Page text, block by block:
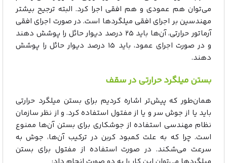
می‌توان هم عمودی و هم افقی اجرا کرد. البته ترجیح بیشتر
مهندسین بر اجرای افقی میلگردها است. در صورت اجرای افقی
آرماتور حرارتی، آن‌ها باید ۲۵ درصد دیوار حائل را پوشش دهند
و در صورت اجرای عمود، باید ۱۵ درصد دیوار حائل را پوشش
دهند.
بستن میلگرد حرارتی در سقف
همان‌طور که پیش‌تر اشاره کردیم برای بستن میلگرد حرارتی
باید یا از جوش سر و یا از مفتول استفاده کرد. و از نظر سازمان
نظام مهندسی استفاده از جوشکاری برای بستن آن‌ها ممنوع
است. چرا که به علت کمبود کربن در ترکیب آن‌ها، جوش به
سرعت می‌شکند. در صورت استفاده از مفتول برای بستن